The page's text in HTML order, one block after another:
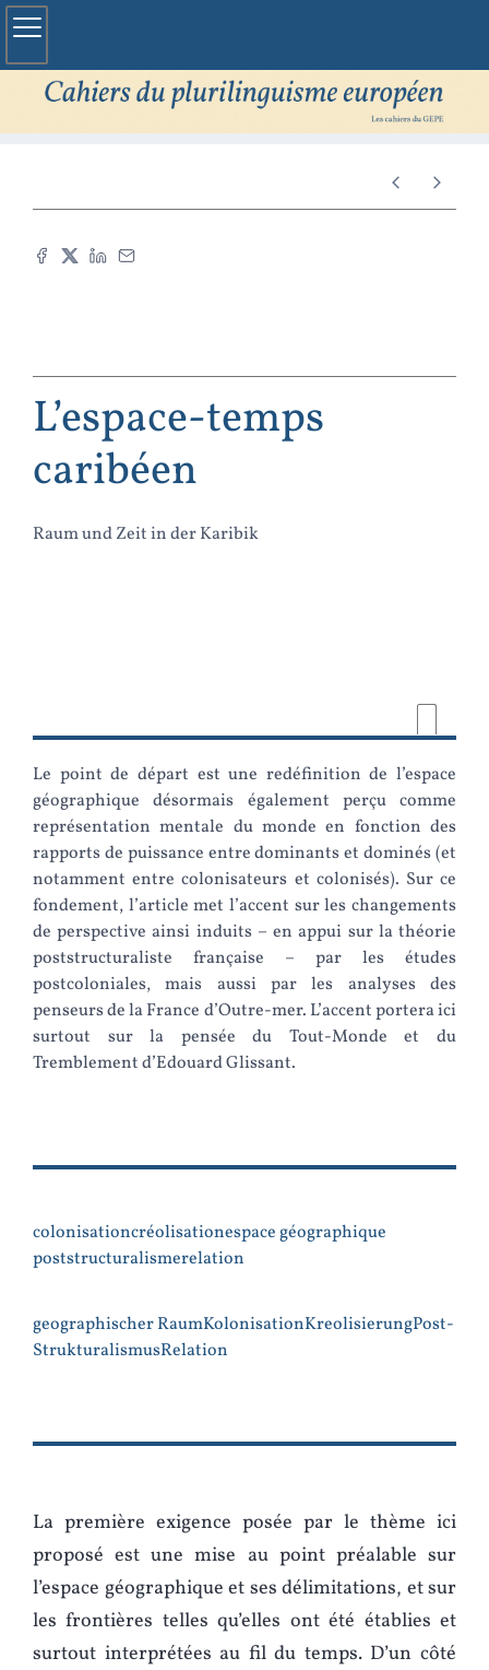
L’espace-temps
caribéen
Raum und Zeit in der Karibik
Le point de départ est une redéfinition de l’espace
géographique désormais également perçu comme
représentation mentale du monde en fonction des
rapports de puissance entre dominants et dominés (et
notamment entre colonisateurs et colonisés). Sur ce
fondement, l’article met l’accent sur les changements
de perspective ainsi induits – en appui sur la théorie
poststructuraliste française – par les études
postcoloniales, mais aussi par les analyses des
penseurs de la France d’Outre-mer. L’accent portera ici
surtout sur la pensée du Tout-Monde et du
Tremblement d’Edouard Glissant.
colonisationcréolisationespace géographique
poststructuralismerelation
geographischer RaumKolonisationKreolisierungPost-
StrukturalismusRelation
La première exigence posée par le thème ici
proposé est une mise au point préalable sur
l’espace géographique et ses délimitations, et sur
les frontières telles qu’elles ont été établies et
surtout interprétées au fil du temps. D’un côté